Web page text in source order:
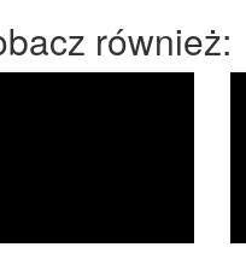
również: